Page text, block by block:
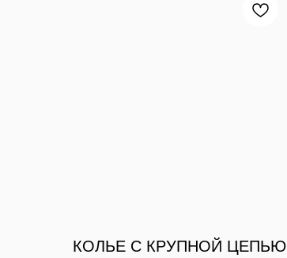
КОЛЬЕ С КРУПНОЙ ЦЕПЬЮ